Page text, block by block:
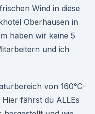
Wind in diese
Oberhausen in
haben wir keine 5
und ich
von 160°C-
fährst du ALLEs